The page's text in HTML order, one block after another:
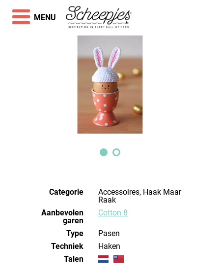
Categorie
Accessoires, Haak Maar
Raak
Aanbevolen
garen
Cotton 8
Type
Pasen
Techniek
haken
Talen
MENU